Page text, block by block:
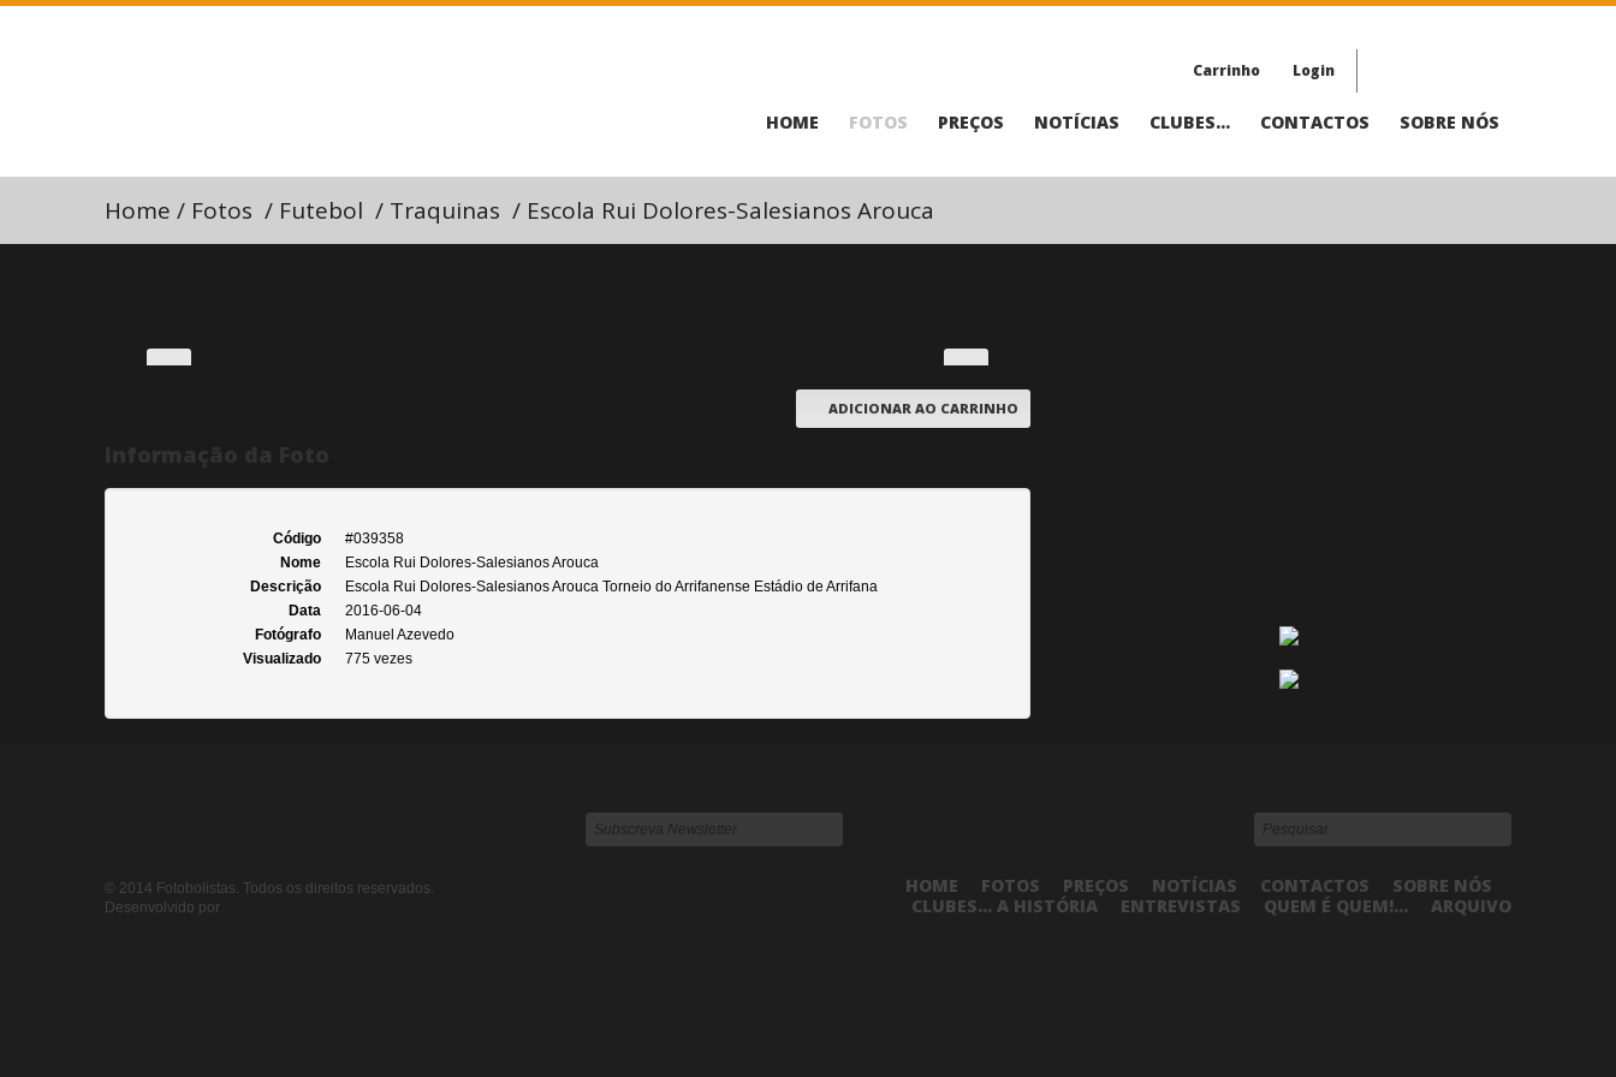
Carrinho Login
HOME FOTOS PREÇOS NOTÍCIAS CLUBES... CONTACTOS SOBRE NÓS
Home / Fotos / Futebol / Traquinas / Escola Rui Dolores-Salesianos Arouca
ADICIONAR AO CARRINHO
Código
#039358
Nome
Escola Rui Dolores-Salesianos Arouca
Descrição
Escola Rui Dolores-Salesianos Arouca Torneio do Arrifanense Estádio de Arrifana
Data
2016-06-04
Fotógrafo
Manuel Azevedo
Visualizado
775 vezes
© 2014 Fotobolistas. Todos os direitos reservados.
Desenvolvido por
HOME FOTOS PREÇOS NOTÍCIAS CONTACTOS
SOBRE NÓS
CLUBES... A HISTÓRIA
ENTREVISTAS QUEM É QUEM!... ARQUIVO